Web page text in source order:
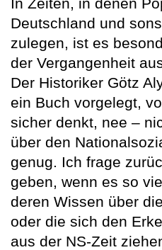
Deutschland und
zulegen, ist es
der Vergangenheit
Der Historiker Götz
ein Buch vorgelegt,
sicher denkt, nee –
über den
genug. Ich frage
geben, wenn es so
deren Wissen über
oder die sich den
aus der NS-Zeit